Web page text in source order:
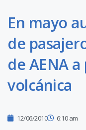
En mayo
de
de AENA
volcánica
12/06/2010 6:10 am